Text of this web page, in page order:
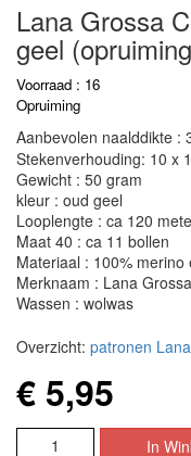
Lana Grossa
geel
Voorraad : 16
Opruiming
Aanbevolen naalddikte :
Stekenverhouding: 10 x
Gewicht : 50 gram
kleur : oud geel
Looplengte : ca 120
Maat 40 : ca 11 bollen
Materiaal : 100% merino
Merknaam : Lana Grossa
Wassen : wolwas
Overzicht: patronen
€ 5,95